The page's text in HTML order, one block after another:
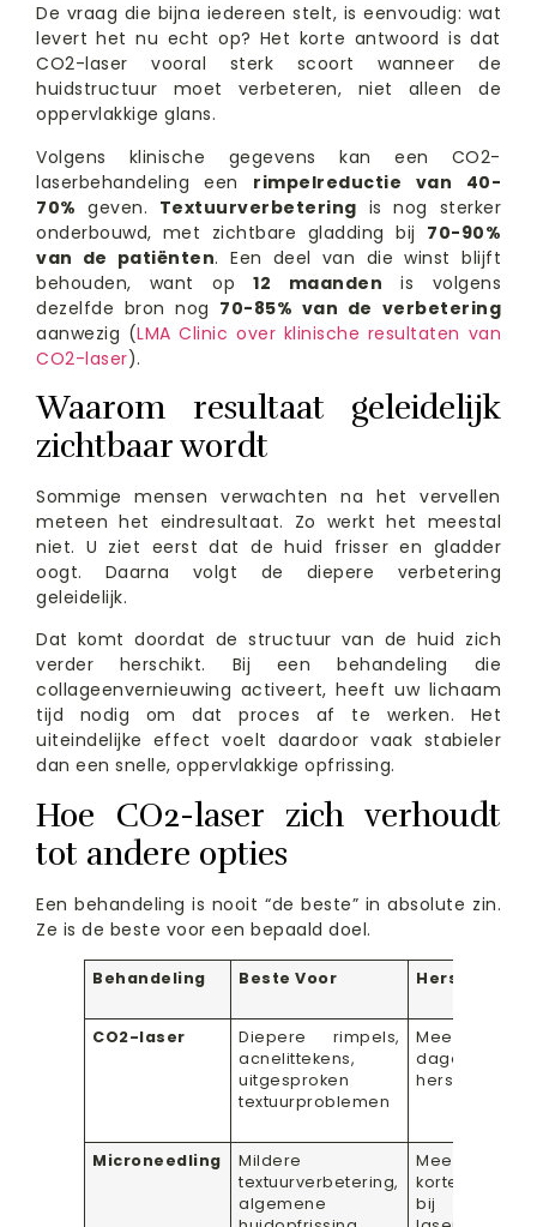
De vraag die bijna iedereen stelt, is eenvoudig: wat
levert het nu echt op? Het korte antwoord is dat
CO2-laser vooral sterk scoort wanneer de
huidstructuur moet verbeteren, niet alleen de
oppervlakkige glans.
Volgens klinische gegevens kan een CO2-
laserbehandeling een rimpelreductie van 40-
70% geven. Textuurverbetering is nog sterker
onderbouwd, met zichtbare gladding bij 70-90%
van de patiënten. Een deel van die winst blijft
behouden, want op12 maanden is volgens
dezelfde bron nog 70-85% van de verbetering
aanwezig (LMA Clinic over klinische resultaten van
CO2-laser).
Waarom resultaat geleidelijk
zichtbaar wordt
Sommige mensen verwachten na het vervellen
meteen het eindresultaat. Zo werkt het meestal
niet. U ziet eerst dat de huid frisser en gladder
oogt. Daarna volgt de diepere verbetering
geleidelijk.
Dat komt doordat de structuur van de huid zich
verder herschikt. Bij een behandeling die
collageenvernieuwing activeert, heeft uw lichaam
tijd nodig om dat proces af te werken. Het
uiteindelijke effect voelt daardoor vaak stabieler
dan een snelle, oppervlakkige opfrissing.
Hoe CO2-laser zich verhoudt
tot andere opties
Een behandeling is nooit “de beste” in absolute zin.
Ze is de beste voor een bepaald doel.
Behandeling Beste Voor Hersteltijd
CO2-laser
Diepere rimpels,
acnelittekens,
uitgesproken
textuurproblemen
Meerdere
dagen
herstel
Microneedling
Mildere
textuurverbetering,
algemene
Meestal
korter dan
bij CO2-